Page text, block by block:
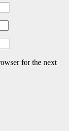
for the next